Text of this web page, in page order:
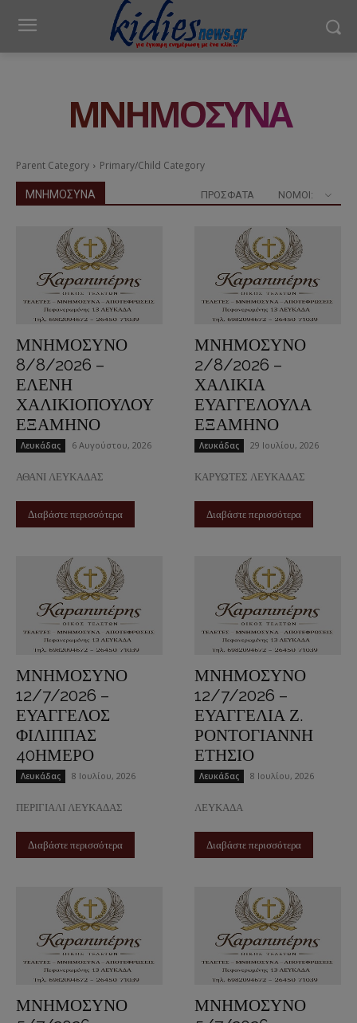
ΜΝΗΜΟΣΥΝΑ
Parent Category Primary/Child Category
ΜΝΗΜΟΣΥΝΑ ΠΡΟΣΦΑΤΑ ΝΟΜΟΊ:
ΜΝΗΜΟΣΥΝΟ
8/8/2026 –
ΕΛΕΝΗ
ΧΑΛΙΚΙΟΠΟΥΛΟΥ
ΕΞΑΜΗΝΟ
Λευκάδας 6 Αυγούστου, 2026
ΑΘΑΝΙ ΛΕΥΚΑΔΑΣ
Διαβάστε περισσότερα
ΜΝΗΜΟΣΥΝΟ
2/8/2026 –
ΧΑΛΙΚΙΑ
ΕΥΑΓΓΕΛΟΥΛΑ
ΕΞΑΜΗΝΟ
Λευκάδας 29 Ιουλίου, 2026
ΚΑΡΥΩΤΕΣ ΛΕΥΚΑΔΑΣ
Διαβάστε περισσότερα
ΜΝΗΜΟΣΥΝΟ
12/7/2026 –
ΕΥΑΓΓΕΛΟΣ
ΦΙΛΙΠΠΑΣ
40ΗΜΕΡΟ
Λευκάδας 8 Ιουλίου, 2026
ΠΕΡΙΓΙΑΛΙ ΛΕΥΚΑΔΑΣ
Διαβάστε περισσότερα
ΜΝΗΜΟΣΥΝΟ
12/7/2026 –
ΕΥΑΓΓΕΛΙΑ Ζ.
ΡΟΝΤΟΓΙΑΝΝΗ
ΕΤΗΣΙΟ
Λευκάδας 8 Ιουλίου, 2026
ΛΕΥΚΑΔΑ
Διαβάστε περισσότερα
ΜΝΗΜΟΣΥΝΟ
ΜΝΗΜΟΣΥΝΟ